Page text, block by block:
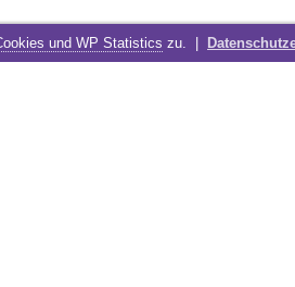
und WP Statistics zu. |